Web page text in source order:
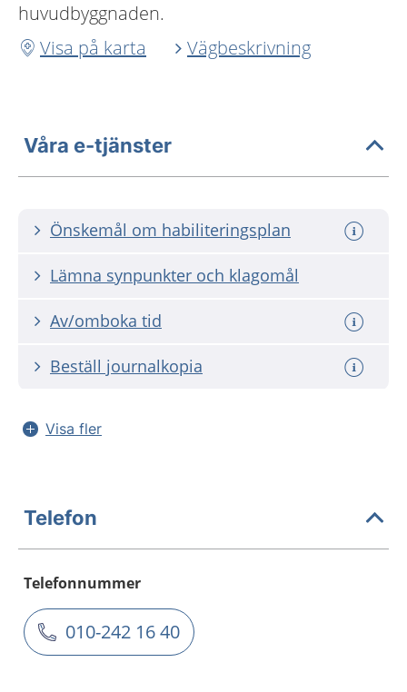
huvudbyggnaden.
Visa på karta
Vägbeskrivning
Våra e-tjänster
Önskemål om habiliteringsplan
Lämna synpunkter och klagomål
Av/omboka tid
Beställ journalkopia
Visa fler
Telefon
Telefonnummer
010-242 16 40